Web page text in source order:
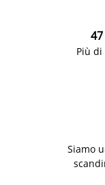
Più di
Siamo